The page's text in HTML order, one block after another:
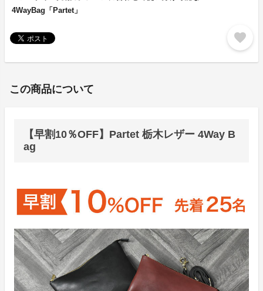
4WayBag「Partet」
favorite
この商品について
【早割10％OFF】Partet 栃木レザー 4Way B
ag